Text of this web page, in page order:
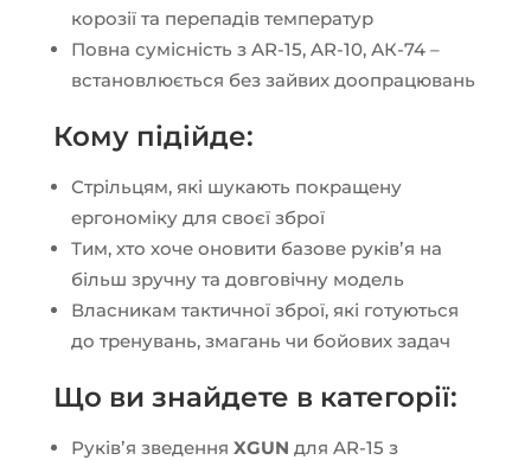
корозії та перепадів температур
Повна сумісність з AR-15, AR-10, АК-74 –
встановлюється без зайвих доопрацювань
Кому підійде:
Стрільцям, які шукають покращену
ергономіку для своєї зброї
Тим, хто хоче оновити базове руківʼя на
більш зручну та довговічну модель
Власникам тактичної зброї, які готуються
до тренувань, змагань чи бойових задач
Що ви знайдете в категорії:
Руківʼя зведення XGUN для AR-15 з